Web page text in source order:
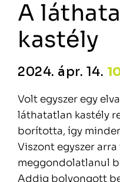
A
kastély
2024. ápr. 14.
Volt egyszer egy
láthatatlan kastély
borította, így
Viszont egyszer
meggondolatlanul
Addig bolyongott